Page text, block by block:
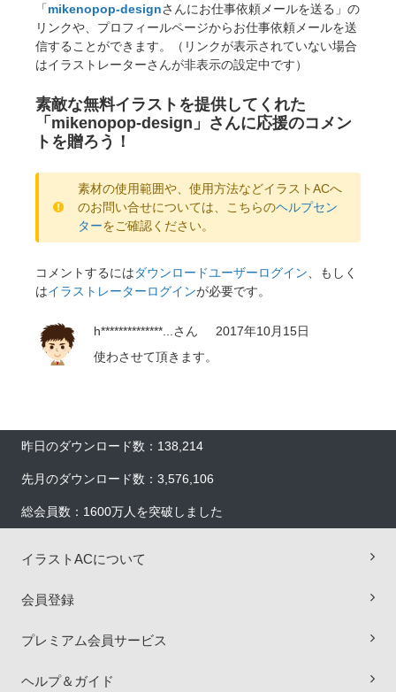
「mikenopop-designさんにお仕事依頼メールを送る」の
リンクや、プロフィールページからお仕事依頼メールを送
信することができます。（リンクが表示されていない場合
はイラストレーターさんが非表示の設定中です）
素敵な無料イラストを提供してくれた
「mikenopop-design」さんに応援のコメン
トを贈ろう！
素材の使用範囲や、使用方法などイラストACへ
のお問い合せについては、こちらのヘルプセン
ターをご確認ください。
コメントするにはダウンロードユーザーログイン 、もしく
はイラストレーターログインが必要です。
h**************... さん
2017年10月15日
使わさせて頂きます。
昨日のダウンロード数：138,214
先月のダウンロード数：3,576,106
総会員数：1600万人を突破しました
イラストACについて
会員登録
プレミアム会員サービス
ヘルプ＆ガイド